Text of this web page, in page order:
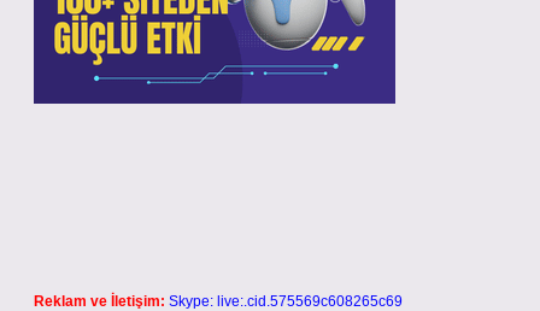
Reklam ve İletişim: Skype: live:.cid.575569c608265c69